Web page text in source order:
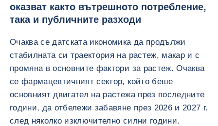
оказват както вътрешното потребление,
така и публичните разходи
Очаква се датската икономика да продължи
стабилната си траектория на растеж, макар и с
промяна в основните фактори за растеж. Очаква
се фармацевтичният сектор, който беше
основният двигател на растежа през последните
години, да отбележи забавяне през 2026 и 2027 г.
след няколко изключително силни години.